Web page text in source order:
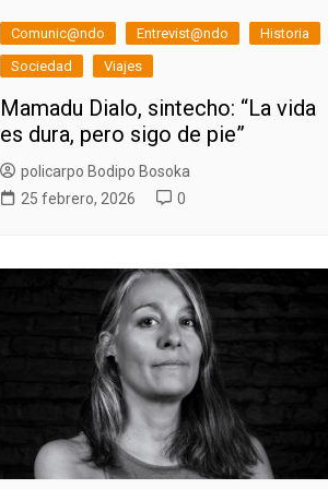
Comunic@ndo Entrevist@ndo
Historia
Sociedad
Viajes
Mamadu Dialo, sintecho: “La vida
es dura, pero sigo de pie”
policarpo Bodipo Bosoka
25 febrero, 2026
0